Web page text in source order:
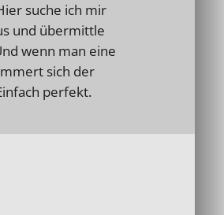
suche ich mir
und übermittle
wenn man eine
sich der
perfekt.